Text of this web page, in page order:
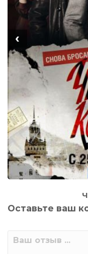
‹
Оставьте ваш